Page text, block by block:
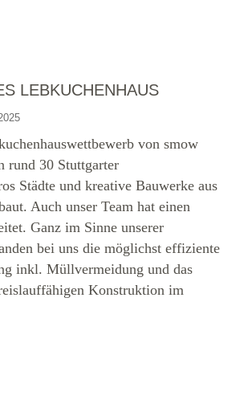
LEBKUCHENHAUS
von smow
rund 30 Stuttgarter
Städte und kreative Bauwerke aus
Auch unser Team hat einen
Ganz im Sinne unserer
bei uns die möglichst effiziente
inkl. Müllvermeidung und das
Konstruktion im